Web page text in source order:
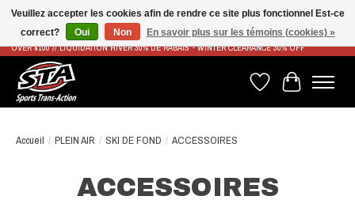
LIVRAISON RAPIDE ET GRATUITE À PARTIR DE 100$ - FAST & FREE SHIPPING ON ORDERS
OVER $100 // LIQUIDATION HIVER 30% DE RABAIS - WINTER CLEARANCE 30% OFF
Liste de souhaits
Panier
Accueil / PLEIN AIR / SKI DE FOND / ACCESSOIRES
ACCESSOIRES
Veuillez accepter les cookies afin de rendre ce site plus fonctionnel Est-ce
correct?
Oui Non En savoir plus sur les témoins (cookies) »